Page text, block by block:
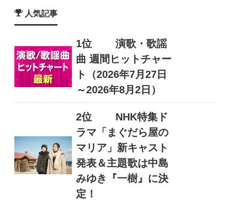
人気記事
1位
演歌・歌謡
曲 週間ヒットチャー
ト（2026年7月27日
～2026年8月2日）
2位
NHK特集ド
ラマ「まぐだら屋の
マリア」新キャスト
発表＆主題歌は中島
みゆき『一樹』に決
定！